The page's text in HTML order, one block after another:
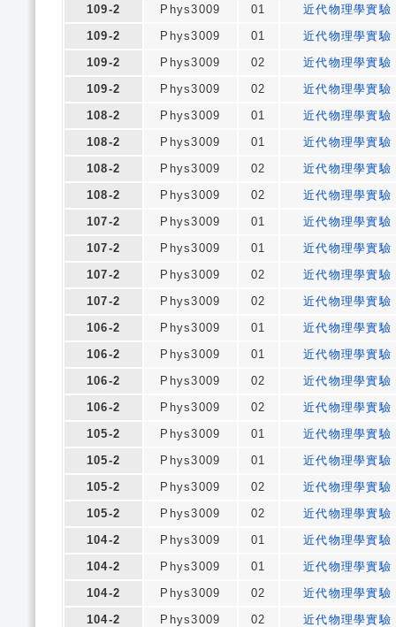
109-2
Phys3009 01
近代物理學實驗
109-2
Phys3009 01
近代物理學實驗
109-2
Phys3009 02
近代物理學實驗
109-2
Phys3009 02
近代物理學實驗
108-2
Phys3009 01
近代物理學實驗
108-2
Phys3009 01
近代物理學實驗
108-2
Phys3009 02
近代物理學實驗
108-2
Phys3009 02
近代物理學實驗
107-2
Phys3009 01
近代物理學實驗
107-2
Phys3009 01
近代物理學實驗
107-2
Phys3009 02
近代物理學實驗
107-2
Phys3009 02
近代物理學實驗
106-2
Phys3009 01
近代物理學實驗
106-2
Phys3009 01
近代物理學實驗
106-2
Phys3009 02
近代物理學實驗
106-2
Phys3009 02
近代物理學實驗
105-2
Phys3009 01
近代物理學實驗
105-2
Phys3009 01
近代物理學實驗
105-2
Phys3009 02
近代物理學實驗
105-2
Phys3009 02
近代物理學實驗
104-2
Phys3009 01
近代物理學實驗
104-2
Phys3009 01
近代物理學實驗
104-2
Phys3009 02
近代物理學實驗
104-2
Phys3009 02
近代物理學實驗